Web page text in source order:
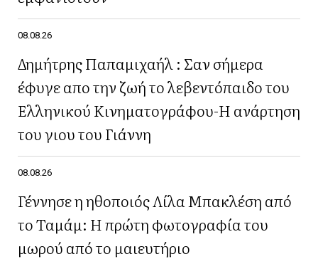
08.08.26
Δημήτρης Παπαμιχαήλ : Σαν σήμερα
έφυγε απο την ζωή το λεβεντόπαιδο του
Ελληνικού Κινηματογράφου-Η ανάρτηση
του γιου του Γιάννη
08.08.26
Γέννησε η ηθοποιός Λίλα Μπακλέση από
το Ταμάμ: Η πρώτη φωτογραφία του
μωρού από το μαιευτήριο